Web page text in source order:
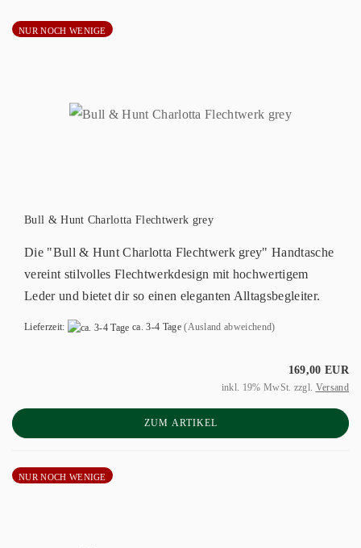
NUR NOCH WENIGE
Bull & Hunt Charlotta Flechtwerk grey
Die "Bull & Hunt Charlotta Flechtwerk grey" Handtasche
vereint stilvolles Flechtwerkdesign mit hochwertigem
Leder und bietet dir so einen eleganten Alltagsbegleiter.
Lieferzeit: ca. 3-4 Tage (Ausland abweichend)
169,00 EUR
inkl. 19% MwSt. zzgl. Versand
ZUM ARTIKEL
NUR NOCH WENIGE